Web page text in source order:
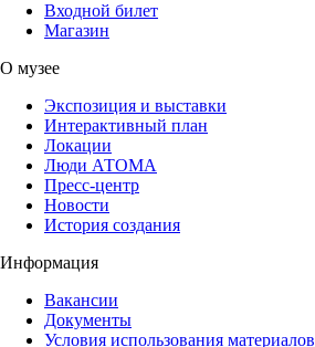
Входной билет
Магазин
О музее
Экспозиция и выставки
Интерактивный план
Локации
Люди АТОМА
Пресс-центр
Новости
История создания
Информация
Вакансии
Документы
Условия использования материалов